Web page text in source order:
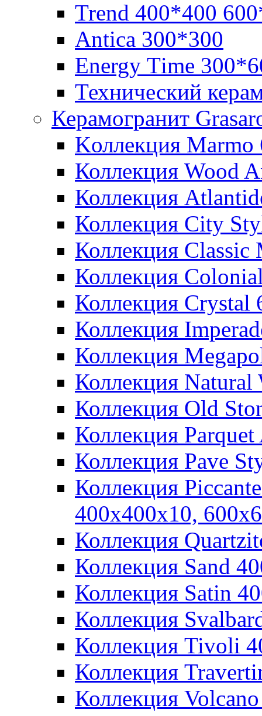
Trend 400*400
Аntica 300*300
Еnergy Тime
Технический
Керамогранит
Kоллекция
Коллекция Wood
Коллекция
Коллекция City
Коллекция
Коллекция
Коллекция Crystal
Коллекция
Коллекция
Коллекция
Коллекция Old
Коллекция
Коллекция Pave
Коллекция
400x400x10,
Коллекция
Коллекция Sand
Коллекция Satin
Коллекция
Коллекция Tivoli
Коллекция
Коллекция